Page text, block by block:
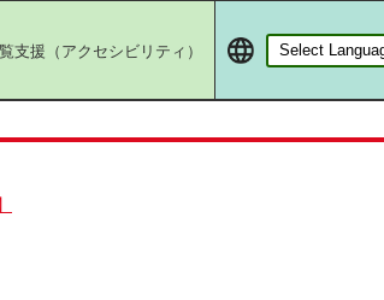
支援（アクセシビリティ）